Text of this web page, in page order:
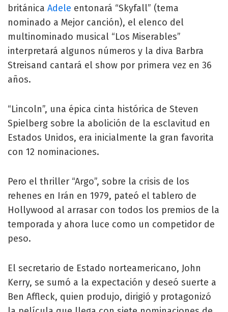
británica Adele entonará “Skyfall” (tema
nominado a Mejor canción), el elenco del
multinominado musical “Los Miserables”
interpretará algunos números y la diva Barbra
Streisand cantará el show por primera vez en 36
años.
“Lincoln”, una épica cinta histórica de Steven
Spielberg sobre la abolición de la esclavitud en
Estados Unidos, era inicialmente la gran favorita
con 12 nominaciones.
Pero el thriller “Argo”, sobre la crisis de los
rehenes en Irán en 1979, pateó el tablero de
Hollywood al arrasar con todos los premios de la
temporada y ahora luce como un competidor de
peso.
El secretario de Estado norteamericano, John
Kerry, se sumó a la expectación y deseó suerte a
Ben Affleck, quien produjo, dirigió y protagonizó